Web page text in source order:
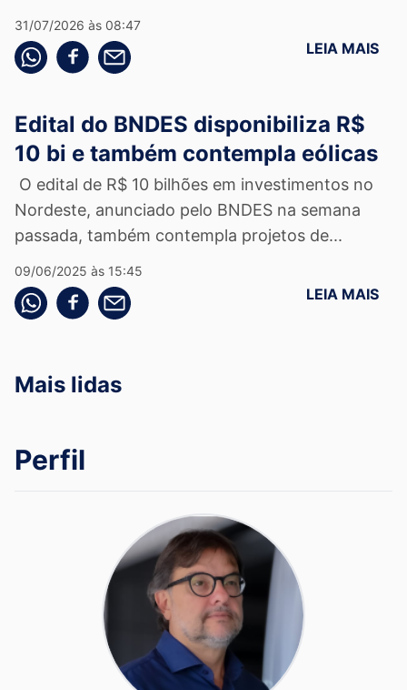
31/07/2026 às 08:47
Compartilhe pelo whatsapp
Compartilhar no facebook
Compartilhe pelo email LEIA MAIS
Edital do BNDES disponibiliza R$
10 bi e também contempla eólicas
O edital de R$ 10 bilhões em investimentos no
Nordeste, anunciado pelo BNDES na semana
passada, também contempla projetos de...
09/06/2025 às 15:45
Compartilhe pelo whatsapp
Compartilhar no facebook
Compartilhe pelo email LEIA MAIS
Mais lidas
Perfil